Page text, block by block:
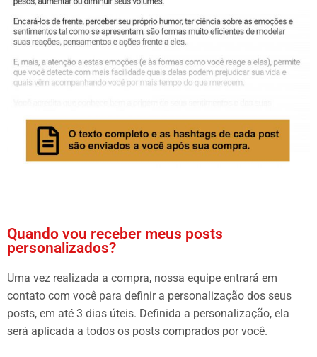
Quando vou receber meus posts
personalizados?
Uma vez realizada a compra, nossa equipe entrará em
contato com você para definir a personalização dos seus
posts, em até 3 dias úteis. Definida a personalização, ela
será aplicada a todos os posts comprados por você.